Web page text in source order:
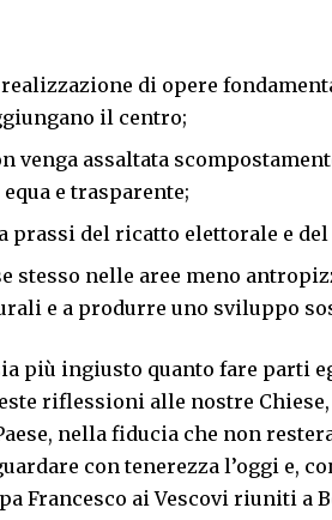
di opere
il centro;
assaltata
e trasparente;
prassi del ricatto elettorale e
stesso nelle aree meno
e a produrre uno sviluppo
più ingiusto quanto fare parti
riflessioni alle nostre
nella fiducia che non
con tenerezza l’oggi e,
Francesco ai Vescovi riuniti a